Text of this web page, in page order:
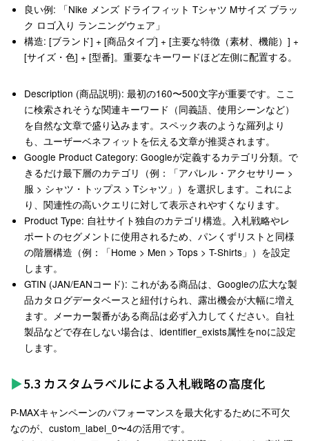
良い例: 「Nike メンズ ドライフィット Tシャツ Mサイズ ブラッ
ク ロゴ入り ランニングウェア」
構造: [ブランド] + [商品タイプ] + [主要な特徴（素材、機能）] +
[サイズ・色] + [型番]。重要なキーワードほど左側に配置する。
Description (商品説明): 最初の160〜500文字が重要です。ここ
に検索されそうな関連キーワード（同義語、使用シーンなど）
を自然な文章で盛り込みます。スペック表のような羅列より
も、ユーザーベネフィットを伝える文章が推奨されます。
Google Product Category: Googleが定義するカテゴリ分類。で
きるだけ最下層のカテゴリ（例：「アパレル・アクセサリー >
服 > シャツ・トップス > Tシャツ」）を選択します。これによ
り、関連性の高いクエリに対して表示されやすくなります。
Product Type: 自社サイト独自のカテゴリ構造。入札戦略やレ
ポートのセグメントに使用されるため、パンくずリストと同様
の階層構造（例：「Home > Men > Tops > T-Shirts」）を設定
します。
GTIN (JAN/EANコード): これがある商品は、Googleの広大な製
品カタログデータベースと紐付けられ、露出機会が大幅に増え
ます。メーカー製番がある商品は必ず入力してください。自社
製品などで存在しない場合は、identifier_exists属性をnoに設定
します。
5.3 カスタムラベルによる入札戦略の高度化
P-MAXキャンペーンのパフォーマンスを最大化するために不可欠
なのが、custom_label_0〜4の活用です。